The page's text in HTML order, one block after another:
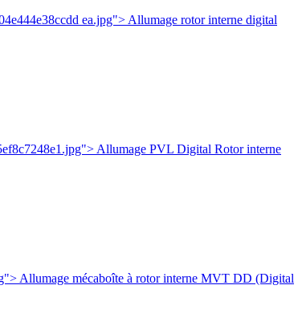
ea.jpg"> Allumage rotor interne digital
Allumage PVL Digital Rotor interne
Allumage mécaboîte à rotor interne MVT DD (Digital